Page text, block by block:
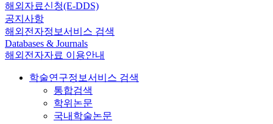
해외자료신청(E-DDS)
공지사항
해외전자정보서비스 검색
Databases & Journals
해외전자자료 이용안내
학술연구정보서비스 검색
통합검색
학위논문
국내학술논문